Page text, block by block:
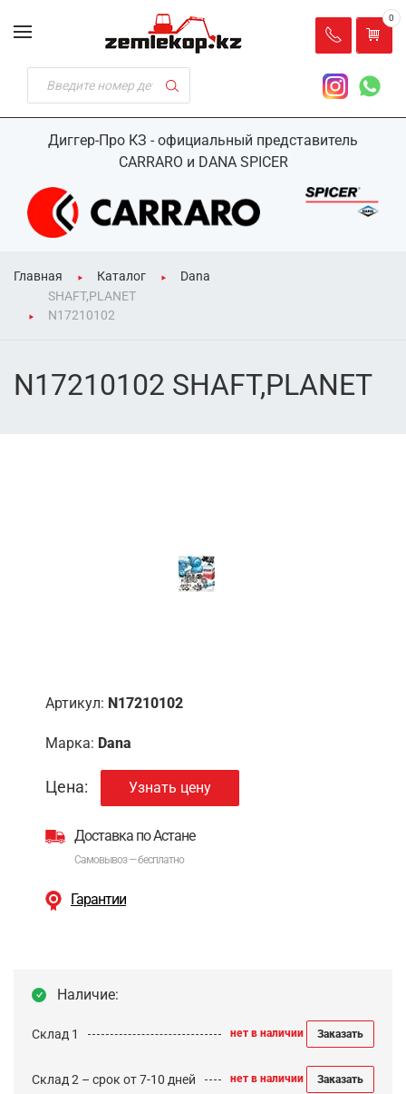
Диггер-Про КЗ - официальный представитель
CARRARO и DANA SPICER
0
Главная Каталог
Dana
SHAFT,PLANET
N17210102
N17210102 SHAFT,PLANET
Артикул: N17210102
Марка: Dana
Цена: Узнать цену
Доставка по Астане
Самовывоз — бесплатно
Гарантии
Наличие:
Склад 1 нет в наличии Заказать
Склад 2 – срок от 7-10 дней нет в наличии Заказать